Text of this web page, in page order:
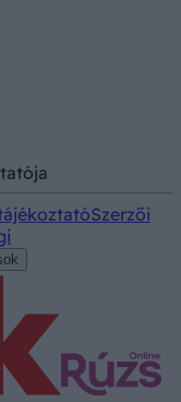
Szerzői